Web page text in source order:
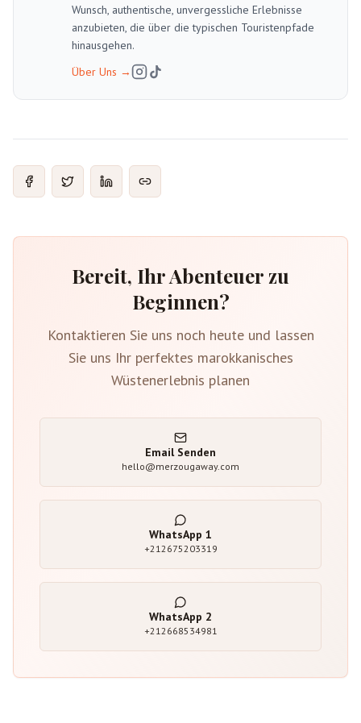
Wunsch, authentische, unvergessliche Erlebnisse
anzubieten, die über die typischen Touristenpfade
hinausgehen.
Über Uns →
Bereit, Ihr Abenteuer zu
Beginnen?
Kontaktieren Sie uns noch heute und lassen
Sie uns Ihr perfektes marokkanisches
Wüstenerlebnis planen
Email Senden
hello@merzougaway.com
WhatsApp 1
+212675203319
WhatsApp 2
+212668534981